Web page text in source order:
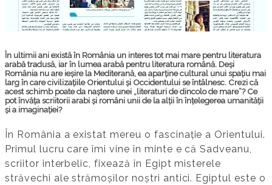
În ultimii ani există în România un interes tot mai mare pentru literatura
arabă tradusă, iar în lumea arabă pentru literatura română. Deși
România nu are ieșire la Mediterană, ea aparține cultural unui spațiu mai
larg în care civilizațiile Orientului și Occidentului se întâlnesc. Crezi că
acest schimb poate da naștere unei „literaturi de dincolo de mare”? Ce
pot învăța scriitorii arabi și români unii de la alții în înțelegerea umanității
și a imaginației?
În România a existat mereu o fascinație a Orientului.
Primul lucru care îmi vine în minte e că Sadveanu,
scriitor interbelic, fixează în Egipt misterele
străvechi ale strămoșilor noștri antici. Egiptul este o